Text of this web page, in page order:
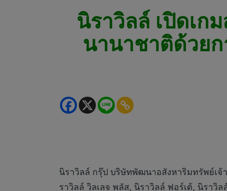
นิราวิลล์ เปิดเก
นานาชาติด้วยก
นิราวิลล์ กรุ๊ป บริษัทพัฒนาอสังหาริมทรัพย์เจ้
ราวิลล์ วิลเลจ พลัส, นิราวิลล์ ฟอร์เต้, นิราวิ